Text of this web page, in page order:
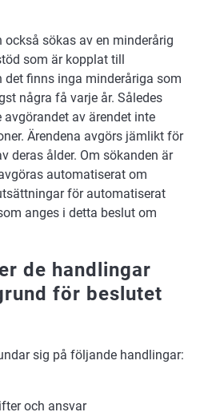
sökas av en minderårig
som är kopplat till
det finns inga minderåriga som
några få varje år. Således
av ärendet inte
Ärendena avgörs jämlikt för
deras ålder. Om sökanden är
automatiserat om
för automatiserat
anges i detta beslut om
de handlingar
för beslutet
sig på följande handlingar:
och ansvar